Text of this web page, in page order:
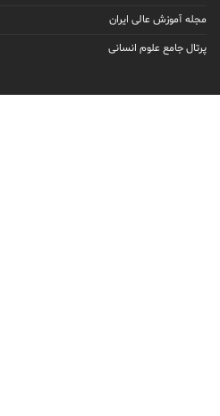
مجله آموزش عالی ایران
پرتال جامع علوم انسانی